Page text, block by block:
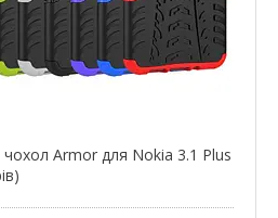
чохол Armor для Nokia 3.1 Plus